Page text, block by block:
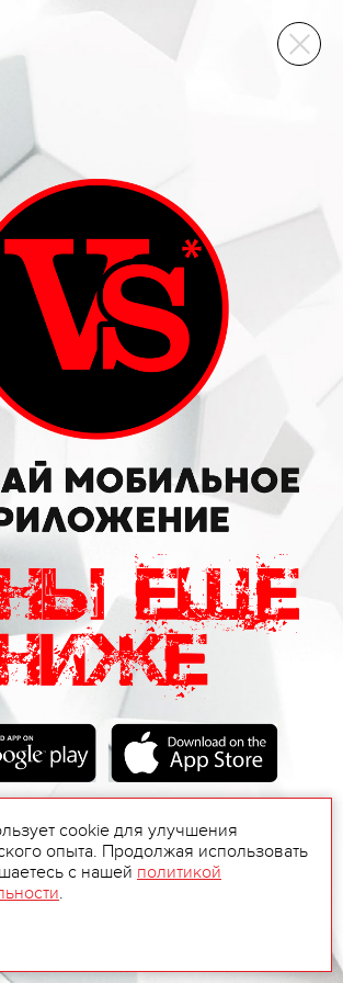
СКЛАД
cookie для улучшения
опыта. Продолжая использовать
с нашей политикой
.